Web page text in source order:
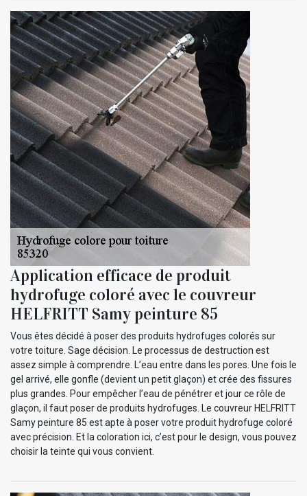
Application efficace de produit
hydrofuge coloré avec le couvreur
HELFRITT Samy peinture 85
Vous êtes décidé à poser des produits hydrofuges colorés sur
votre toiture. Sage décision. Le processus de destruction est
assez simple à comprendre. L’eau entre dans les pores. Une fois le
gel arrivé, elle gonfle (devient un petit glaçon) et crée des fissures
plus grandes. Pour empêcher l’eau de pénétrer et jour ce rôle de
glaçon, il faut poser de produits hydrofuges. Le couvreur HELFRITT
Samy peinture 85 est apte à poser votre produit hydrofuge coloré
avec précision. Et la coloration ici, c’est pour le design, vous pouvez
choisir la teinte qui vous convient.